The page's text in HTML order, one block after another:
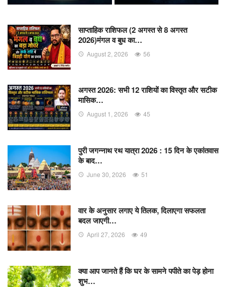
साप्ताहिक राशिफल (2 अगस्त से 8 अगस्त
2026)मंगल व बुध का…
August 2, 2026 56
अगस्त 2026: सभी 12 राशियों का विस्तृत और सटीक
मासिक…
August 1, 2026 45
पुरी जगन्नाथ रथ यात्रा 2026 : 15 दिन के एकांतवास
के बाद…
June 30, 2026 51
वार के अनुसार लगाए ये तिलक, दिलाएगा सफलता
बदल जाएगी…
April 27, 2026 49
क्या आप जानते हैं कि घर के सामने पपीते का पेड़ होना
शुभ…